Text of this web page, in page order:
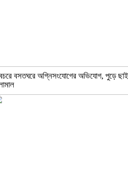
বসতঘরে অগ্নিসংযোগের অভিযোগ, পুড়ে